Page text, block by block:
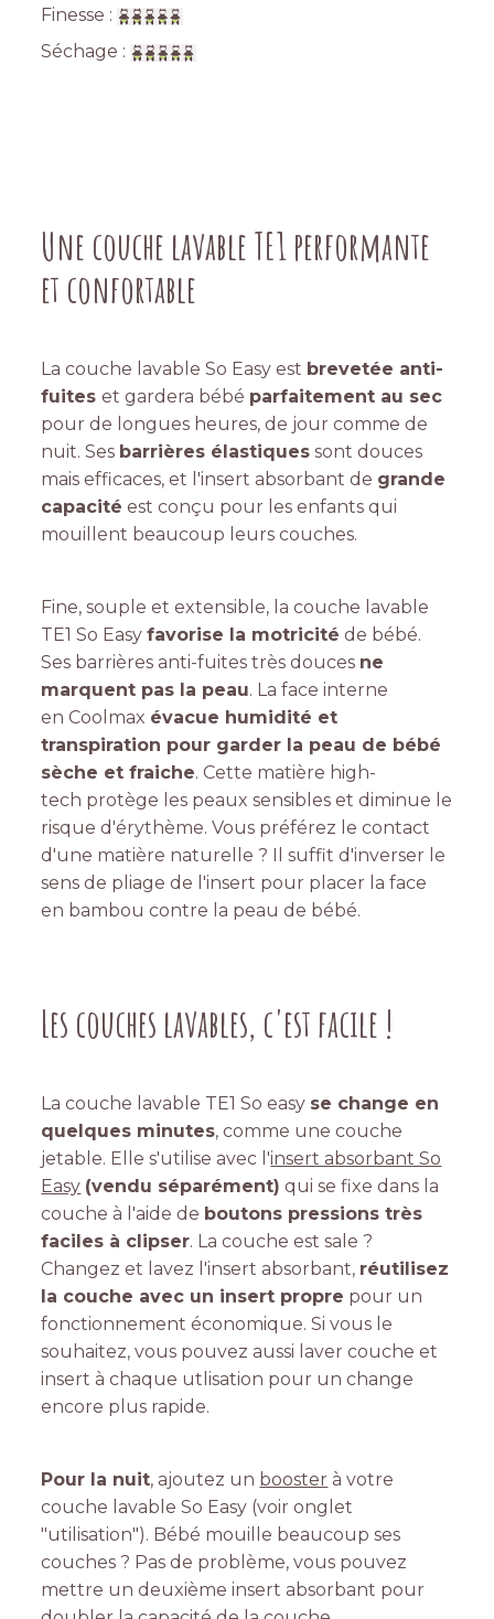
Finesse :
Séchage :
Une couche lavable TE1 performante
et confortable
La couche lavable So Easy est brevetée anti-
fuiteset gardera bébé parfaitement au sec
pour de longues heures, de jour comme de
nuit. Ses barrières élastiques sont douces
mais efficaces, et l'insert absorbant de grande
capacité est conçu pour les enfants qui
mouillent beaucoup leurs couches.
Fine, souple et extensible, la couche lavable
TE1 So Easyfavorise la motricité de bébé.
Ses barrières anti-fuites très douces ne
marquent pas la peau. La face interne
en Coolmax évacue humidité et
transpiration pour garder la peau de bébé
sèche et fraiche. Cette matière high-
tech protège les peaux sensibles et diminue le
risque d'érythème. Vous préférez le contact
d'une matière naturelle ? Il suffit d'inverser le
sens de pliage de l'insert pour placer la face
en bambou contre la peau de bébé.
Les couches lavables, c'est facile !
La couche lavable TE1 So easy se change en
quelques minutes, comme une couche
jetable. Elle s'utilise avec l'insert absorbant So
Easy (vendu séparément) qui se fixe dans la
couche à l'aide de boutons pressions très
faciles à clipser. La couche est sale ?
Changez et lavez l'insert absorbant, réutilisez
la couche avec un insert propre pour un
fonctionnement économique. Si vous le
souhaitez, vous pouvez aussi laver couche et
insert à chaque utlisation pour un change
encore plus rapide.
Pour la nuit, ajoutez un booster à votre
couche lavable So Easy (voir onglet
"utilisation"). Bébé mouille beaucoup ses
couches ? Pas de problème, vous pouvez
mettre un deuxième insert absorbant pour